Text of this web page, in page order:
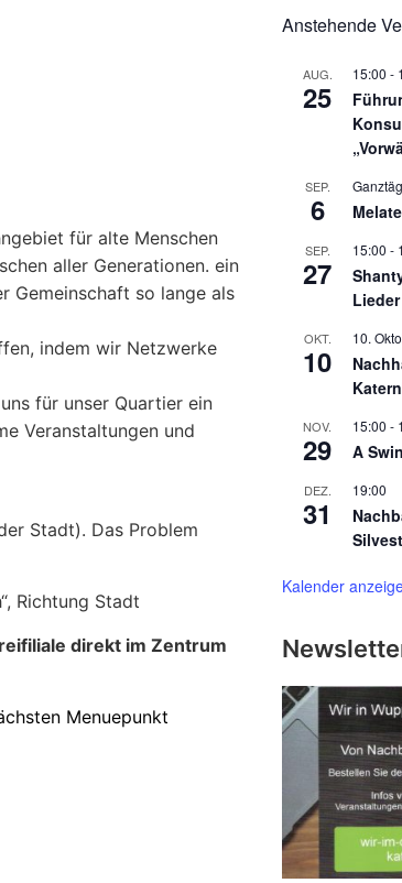
für alte Menschen
aller Generationen. ein
Gemeinschaft so lange als
indem wir Netzwerke
für unser Quartier ein
Veranstaltungen und
Stadt). Das Problem
Richtung Stadt
direkt im Zentrum
Menuepunkt
Anstehende
AUG.
25
15:00 -
SEP.
6
SEP.
27
15:00 -
Lieder
OKT.
10
10.
NOV.
29
15:00 -
A
DEZ.
31
19:00
Kalender